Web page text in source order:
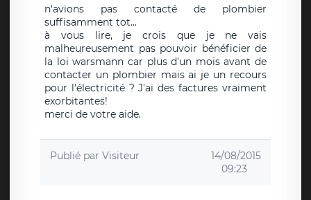
n'avions pas contacté de plombier
suffisamment tot...
à vous lire, je crois que je ne vais
malheureusement pas pouvoir bénéficier de
la loi warsmann car plus d'un mois avant de
contacter un plombier mais ai je un recours
pour l'électricité ? J'ai des factures vraiment
exorbitantes!
merci de votre aide.
Publié par Visiteur
14/08/2015
09:23